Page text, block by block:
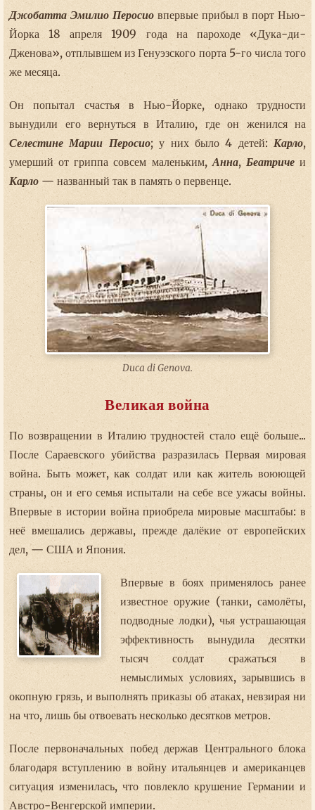
Джобатта Эмилио Перосио впервые прибыл в порт Нью-
Йорка 18 апреля 1909 года на пароходе «Дука-ди-
Дженова», отплывшем из Генуэзского порта 5-го числа того
же месяца.
Он попытал счастья в Нью-Йорке, однако трудности
вынудили его вернуться в Италию, где он женился на
Селестине Марии Перосио; у них было 4 детей:Карло,
умерший от гриппа совсем маленьким,Анна, Беатричеи
Карло — названный так в память о первенце.
Duca di Genova.
Великая война
По возвращении в Италию трудностей стало ещё больше...
После Сараевского убийства разразилась Первая мировая
война. Быть может, как солдат или как житель воюющей
страны, он и его семья испытали на себе все ужасы войны.
Впервые в истории война приобрела мировые масштабы: в
неё вмешались державы, прежде далёкие от европейских
дел, — США и Япония.
Впервые в боях применялось ранее
известное оружие (танки, самолёты,
подводные лодки), чья устрашающая
эффективность вынудила десятки
тысяч солдат сражаться в
немыслимых условиях, зарывшись в
окопную грязь, и выполнять приказы об атаках, невзирая ни
на что, лишь бы отвоевать несколько десятков метров.
После первоначальных побед держав Центрального блока
благодаря вступлению в войну итальянцев и американцев
ситуация изменилась, что повлекло крушение Германии и
Австро-Венгерской империи.